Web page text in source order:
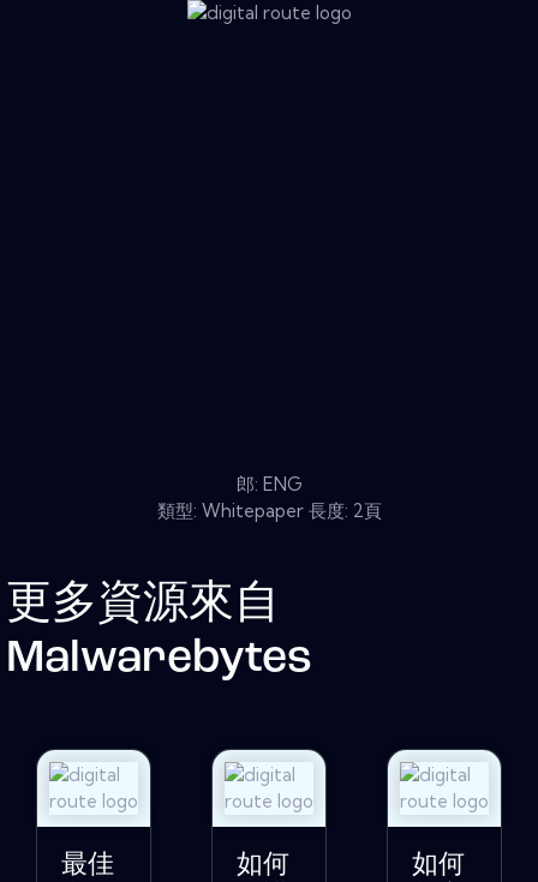
郎: ENG
類型: Whitepaper 長度: 2頁
更多資源來自
Malwarebytes
最佳
如何
如何